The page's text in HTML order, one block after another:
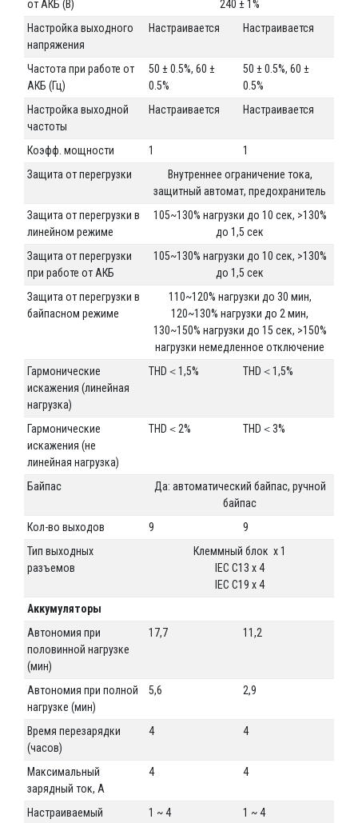
от АКБ (В)
240 ± 1%
Настройка выходного
напряжения
Настраивается Настраивается
Частота при работе от
АКБ (Гц)
50 ± 0.5%, 60 ±
0.5%
50 ± 0.5%, 60 ±
0.5%
Настройка выходной
частоты
Настраивается Настраивается
Коэфф. мощности 1
1
Защита от перегрузки
Внутреннее ограничение тока,
защитный автомат, предохранитель
Защита от перегрузки в
линейном режиме
105~130% нагрузки до 10 сек, >130%
до 1,5 сек
Защита от перегрузки
при работе от АКБ
105~130% нагрузки до 10 сек, >130%
до 1,5 сек
Защита от перегрузки в
байпасном режиме
110~120% нагрузки до 30 мин,
120~130% нагрузки до 2 мин,
130~150% нагрузки до 15 сек, >150%
нагрузки немедленное отключение
Гармонические
искажения (линейная
нагрузка)
THD＜1,5% THD＜1,5%
Гармонические
искажения (не
линейная нагрузка)
THD＜2% THD＜3%
Байпас
Да: автоматический байпас, ручной
байпас
Кол-во выходов
9
9
Тип выходных
разъемов
Клеммный блок x 1
IEC C13 x 4
IEC C19 x 4
Аккумуляторы
Автономия при
половинной нагрузке
(мин)
17,7 11,2
Автономия при полной
нагрузке (мин)
5,6 2,9
Время перезарядки
(часов)
4 4
Максимальный
зарядный ток, А
4 4
Настраиваемый
1 ~ 4 1 ~ 4